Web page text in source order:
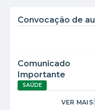
Convocação de
Comunicado
Importante
SAÚDE
VER MAIS